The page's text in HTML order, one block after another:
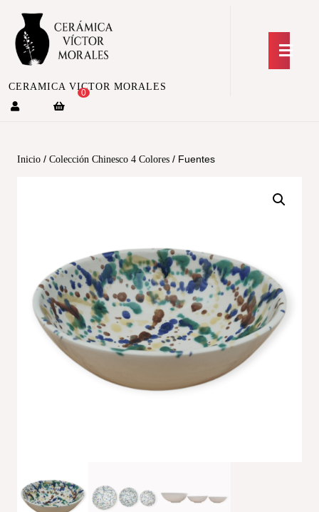
CERAMICA VICTOR MORALES
0
Inicio / Colección Chinesco 4 Colores / Fuentes